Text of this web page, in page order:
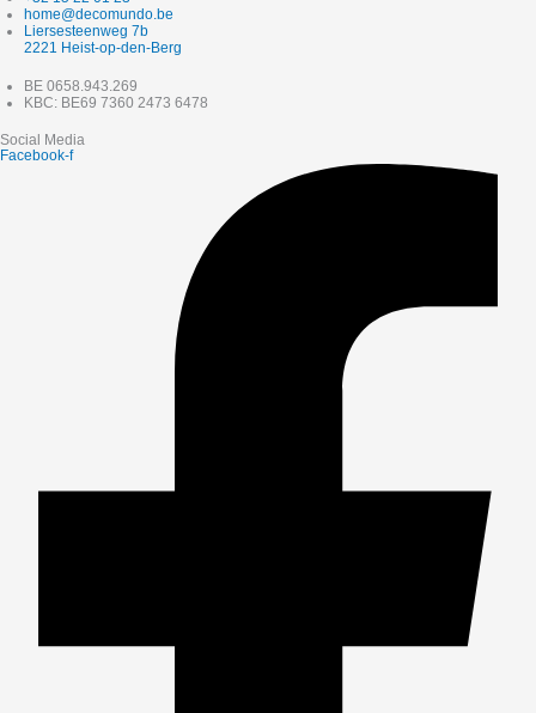
home@decomundo.be
Liersesteenweg 7b
2221 Heist-op-den-Berg
BE 0658.943.269
KBC: BE69 7360 2473 6478
Social Media
Facebook-f